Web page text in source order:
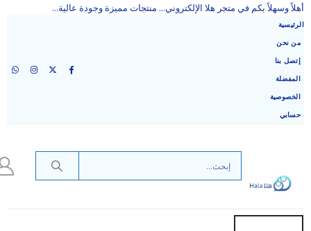
أهلاً وسهلاً بكم في متجر هلا الإلكتروني... منتجات مميزة وجودة عالية...
الرئيسية
من نحن
إتصل بنا
المفضلة
الخصوصية
حسابي